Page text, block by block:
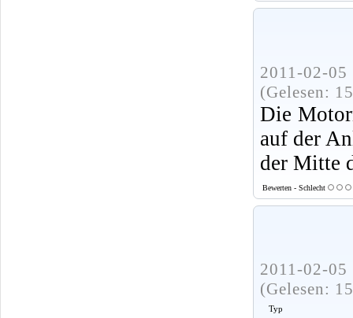
2011-02-
(Gelesen:
Die
auf der
der Mitte
Bewerten - Schlecht
2011-02-
(Gelesen:
Typ